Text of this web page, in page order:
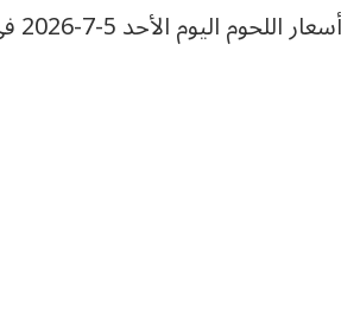
5-7-2026 فى الأسواق المصرية.